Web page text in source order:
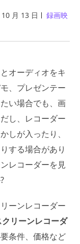
月 13 日
録画映
オーディオをキ
、プレゼンテー
い場合でも、画
し、レコーダー
しが入ったり、
する場合があり
レコーダーを見
ーンレコーダー
リーンレコーダ
条件、価格など